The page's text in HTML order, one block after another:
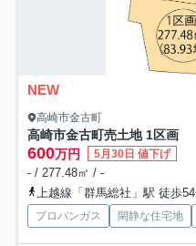
NEW
高崎市金古町
高崎市金古町売土地 1区画
600万円 5月30日 値下げ
- / 277.48㎡ / -
上越線「群馬総社」駅 徒歩
プロパンガス 閑静な住宅地